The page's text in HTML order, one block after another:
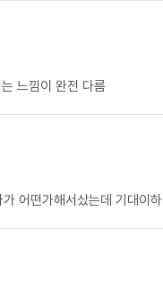
느낌이 완전 다름
어떤가해서샀는데 기대이